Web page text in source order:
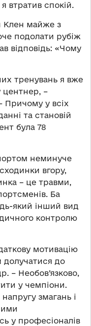
втратив спокій.
Клен майже з
подолати рубіж
відповідь: «Чому
тренувань я вже
центнер, –
Причому у всіх
та становій
була 78
неминуче
вгору,
– це травми,
Ба
який інший вид
контролю
мотивацію
долучатися до
– Необов’язково,
у чемпіони.
змагань і
у професіоналів